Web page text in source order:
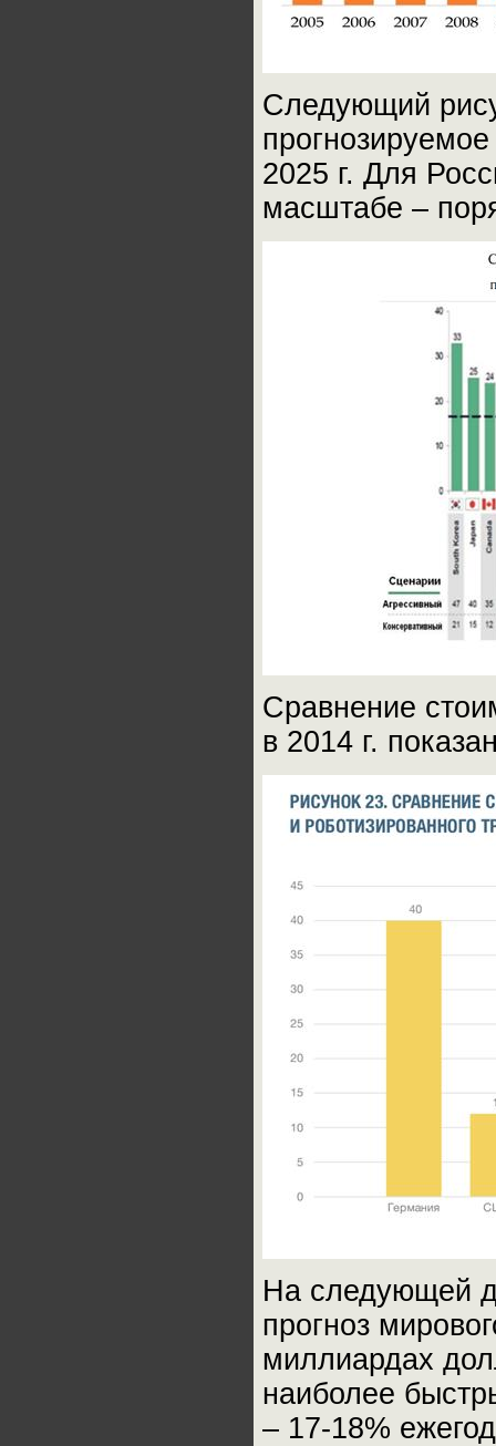
Следующий
2025 г. Для
масштабе –
Сравнение
в 2014 г.
На следующей
прогноз
миллиардах
наиболее
– 17-18%